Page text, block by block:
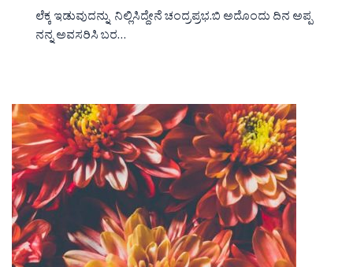
ಲೆಕ್ಕ ಇಡುವುದನ್ನು ನಿಲ್ಲಿಸಿದ್ದೇನೆ ಚಂದ್ರಪ್ರಭ.ಬಿ ಅದೊಂದು ದಿನ ಅಪ್ಪ
ನನ್ನ ಅವಸರಿಸಿ ಬರ…